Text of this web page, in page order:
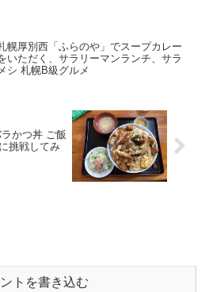
幌厚別西「ふらのや」でスープカレー
いただく、サラリーマンランチ、サラ
シ 札幌B級グルメ
かつ丼 ご飯
挑戦してみ
トを書き込む